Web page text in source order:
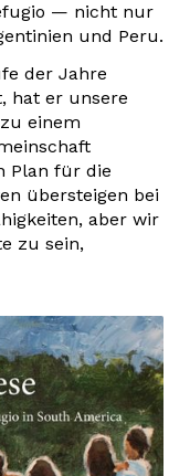
— nicht nur
und Peru.
der Jahre
hat er unsere
einem
Plan für die
übersteigen bei
aber wir
zu sein,